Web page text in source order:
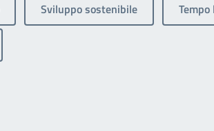
Sviluppo sostenibile